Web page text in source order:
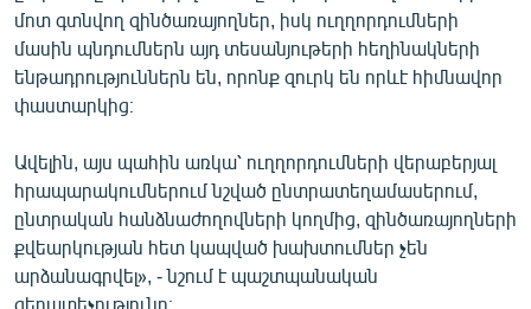
մոտ գտնվող զինծառայողներ, իսկ ուղղորդումների
մասին պնդումներն այդ տեսանյութերի հեղինակների
ենթադրություններն են, որոնք զուրկ են որևէ հիմնավոր
փաստարկից։
Ավելին, այս պահին առկա՝ ուղղորդումների վերաբերյալ
հրապարակումներում նշված ընտրատեղամասերում,
ընտրական հանձնաժողովների կողմից, զինծառայողների
քվեարկության հետ կապված խախտումներ չեն
արձանագրվել», - նշում է պաշտպանական
գերատեչությունը։